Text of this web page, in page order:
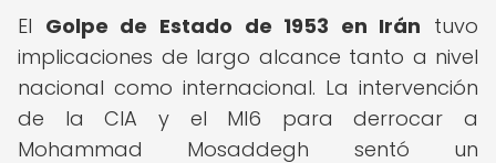
El Golpe de Estado de 1953 en Irán tuvo
implicaciones de largo alcance tanto a nivel
nacional como internacional. La intervención
de la CIA y el MI6 para derrocar a
Mohammad Mosaddegh sentó un